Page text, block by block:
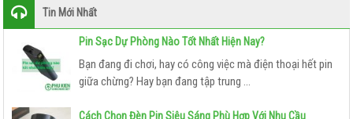
HDMI KHÔNG DÂY
BỊ
Tin Mới Nhất
Pin Sạc Dự Phòng Nào Tốt Nhất Hiện Nay?
Bạn đang đi chơi, hay có công việc mà điện thoại hết pin
giữa chừng? Hay bạn đang tập trung ...
Cách Chọn Đèn Pin Siêu Sáng Phù Hợp Với Nhu Cầu